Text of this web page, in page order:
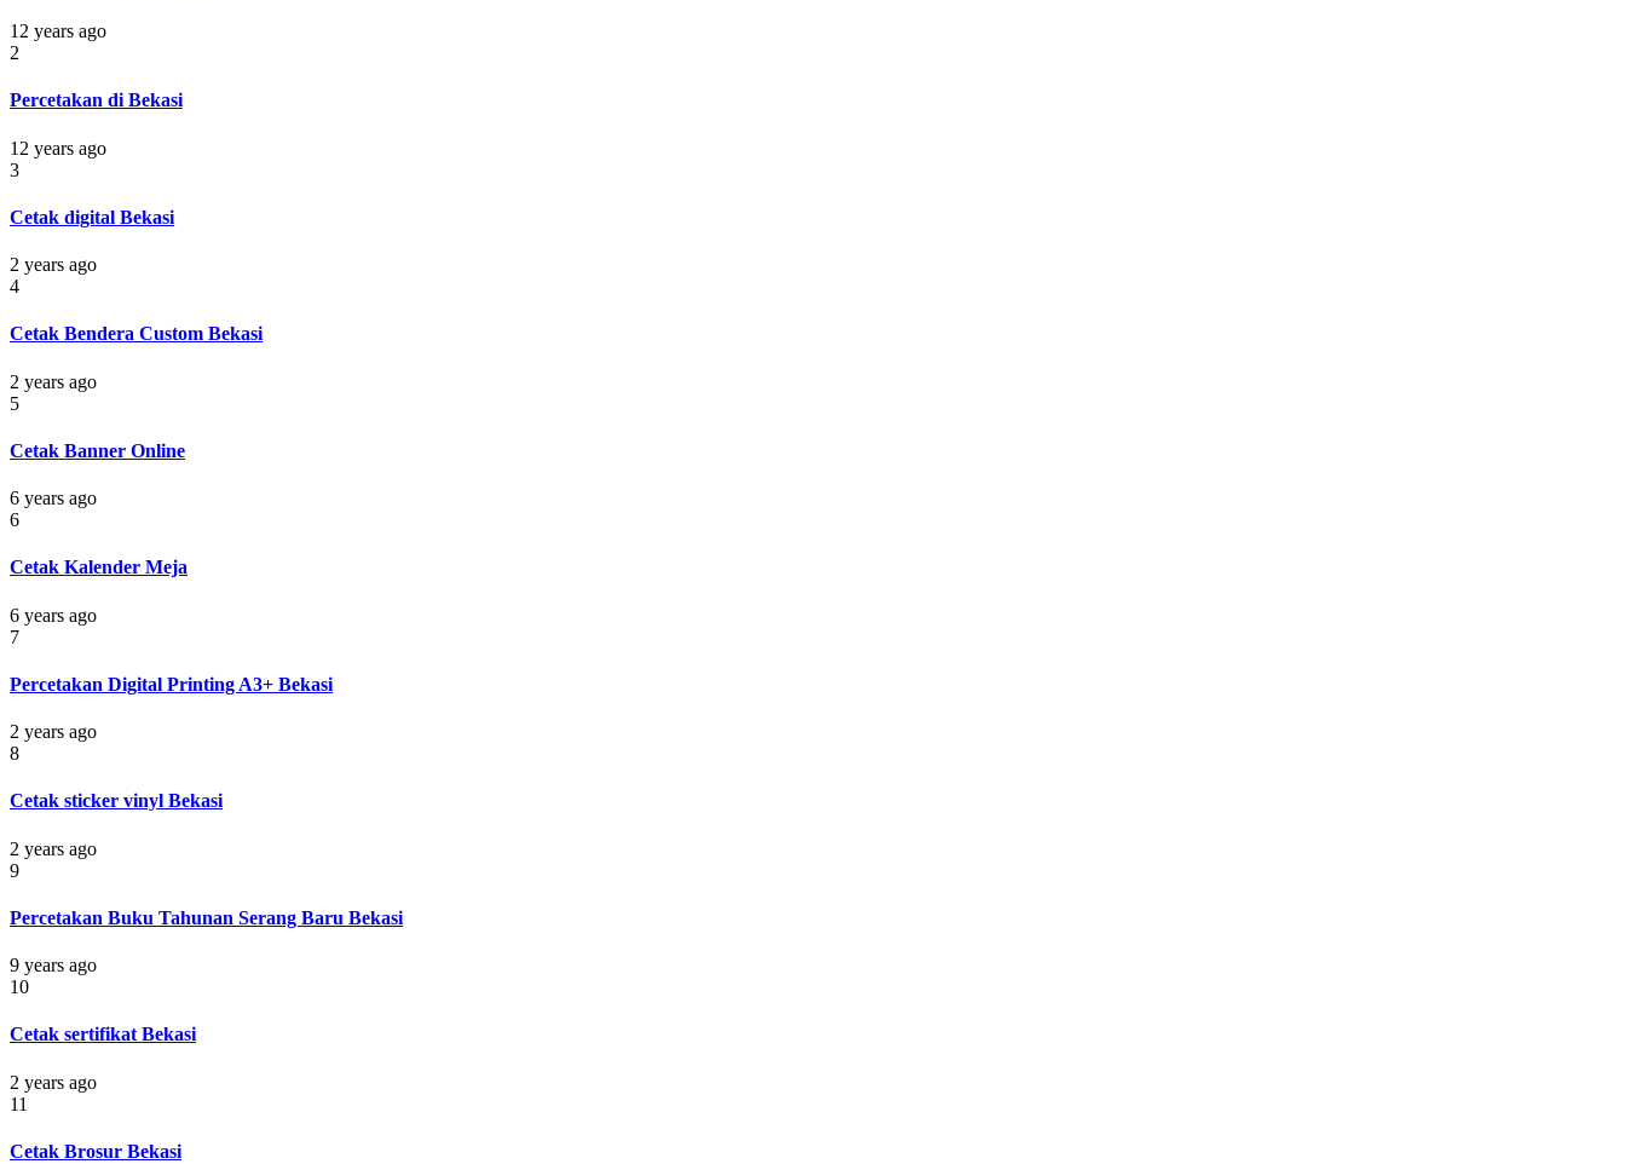
12 years ago
2
Percetakan di Bekasi
12 years ago
3
Cetak digital Bekasi
2 years ago
4
Cetak Bendera Custom Bekasi
2 years ago
5
Cetak Banner Online
6 years ago
6
Cetak Kalender Meja
6 years ago
7
Percetakan Digital Printing A3+ Bekasi
2 years ago
8
Cetak sticker vinyl Bekasi
2 years ago
9
Percetakan Buku Tahunan Serang Baru Bekasi
9 years ago
10
Cetak sertifikat Bekasi
2 years ago
11
Cetak Brosur Bekasi